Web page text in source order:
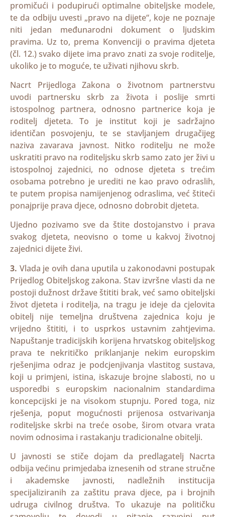
promičući i podupirući optimalne obiteljske modele,
te da odbiju uvesti „pravo na dijete“, koje ne poznaje
niti jedan međunarodni dokument o ljudskim
pravima. Uz to, prema Konvenciji o pravima djeteta
(čl. 12.) svako dijete ima pravo znati za svoje roditelje,
ukoliko je to moguće, te uživati njihovu skrb.
Nacrt Prijedloga Zakona o životnom partnerstvu
uvodi partnersku skrb za života i poslije smrti
istospolnog partnera, odnosno partnerice koja je
roditelj djeteta. To je institut koji je sadržajno
identičan posvojenju, te se stavljanjem drugačijeg
naziva zavarava javnost. Nitko roditelju ne može
uskratiti pravo na roditeljsku skrb samo zato jer živi u
istospolnoj zajednici, no odnose djeteta s trećim
osobama potrebno je urediti ne kao pravo odraslih,
te putem propisa namijenjenog odraslima, već štiteći
ponajprije prava djece, odnosno dobrobit djeteta.
Ujedno pozivamo sve da štite dostojanstvo i prava
svakog djeteta, neovisno o tome u kakvoj životnoj
zajednici dijete živi.
3. Vlada je ovih dana uputila u zakonodavni postupak
Prijedlog Obiteljskog zakona. Stav izvršne vlasti da ne
postoji dužnost države štititi brak, već samo obiteljski
život djeteta i roditelja, na tragu je ideje da cjelovita
obitelj nije temeljna društvena zajednica koju je
vrijedno štititi, i to usprkos ustavnim zahtjevima.
Napuštanje tradicijskih korijena hrvatskog obiteljskog
prava te nekritičko priklanjanje nekim europskim
rješenjima odraz je podcjenjivanja vlastitog sustava,
koji u primjeni, istina, iskazuje brojne slabosti, no u
usporedbi s europskim nacionalnim standardima
koncepcijski je na visokom stupnju. Pored toga, niz
rješenja, poput mogućnosti prijenosa ostvarivanja
roditeljske skrbi na treće osobe, širom otvara vrata
novim odnosima i rastakanju tradicionalne obitelji.
U javnosti se stiče dojam da predlagatelj Nacrta
odbija većinu primjedaba iznesenih od strane stručne
i akademske javnosti, nadležnih institucija
specijaliziranih za zaštitu prava djece, pa i brojnih
udruga civilnog društva. To ukazuje na političku